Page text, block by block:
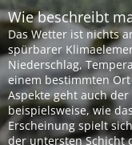
Wie beschreibt
Das Wetter ist nichts
spürbarer
Niederschlag,
einem bestimmten
Aspekte geht auch
beispielsweise, wie
Erscheinung spielt
der untersten Schicht